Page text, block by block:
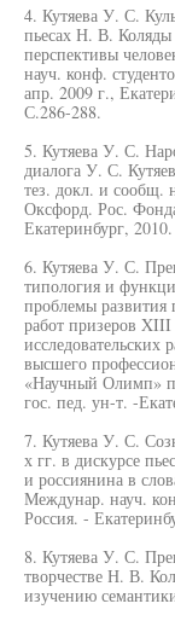
4. Кутяева У. С.
пьесах Н. В.
перспективы
науч. конф.
апр. 2009 г.,
С.286-288.
5. Кутяева У. С.
диалога У. С.
тез. докл. и сообщ.
Оксфорд. Рос.
Екатеринбург,
6. Кутяева У. С.
типология и
проблемы развития
работ призеров XIII
исследовательских
высшего
«Научный Олимп»
гос. пед. ун-т. -
7. Кутяева У. С.
х гг. в дискурсе
и россиянина в
Междунар. науч.
Россия. -
8. Кутяева У. С.
творчестве Н. В.
изучению